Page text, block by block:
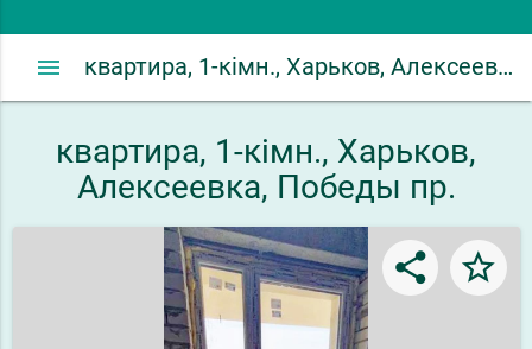
квартира, 1-кімн., Харьков, Алексеевка, Победы пр.
menu
квартира, 1-кімн., Харьков,
Алексеевка, Победы пр.
share star_border